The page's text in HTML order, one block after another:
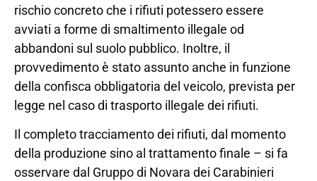
rischio concreto che i rifiuti potessero essere
avviati a forme di smaltimento illegale od
abbandoni sul suolo pubblico. Inoltre, il
provvedimento è stato assunto anche in funzione
della confisca obbligatoria del veicolo, prevista per
legge nel caso di trasporto illegale dei rifiuti.
Il completo tracciamento dei rifiuti, dal momento
della produzione sino al trattamento finale – si fa
osservare dal Gruppo di Novara dei Carabinieri